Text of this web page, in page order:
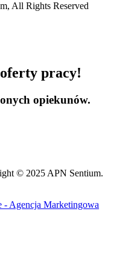
All Rights Reserved
pracy!
opiekunów.
© 2025 APN Sentium.
- Agencja Marketingowa